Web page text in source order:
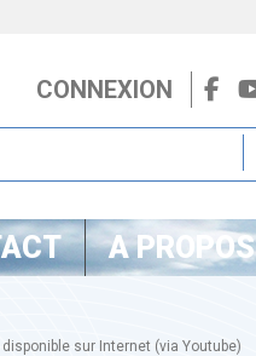
CONNEXION
A PROPOS
sur Internet (via Youtube)